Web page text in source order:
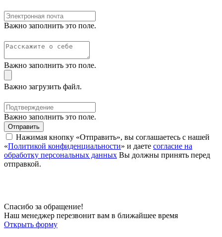
Важно заполнить это поле.
Важно заполнить это поле.
Важно загрузить файл.
Важно заполнить это поле.
Отправить
Нажимая кнопку «Отправить», вы соглашаетесь с нашей
«Политикой конфиденциальности» и даете согласие на
обработку персональных данных Вы должны принять перед
отправкой.
Спасибо за обращение!
Наш менеджер перезвонит вам в ближайшее время
Открыть форму